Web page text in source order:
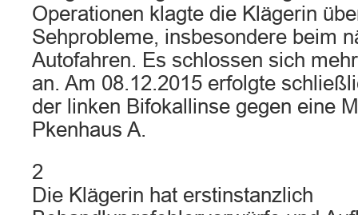
Operationen klagte die Klägerin
Sehprobleme, insbesondere beim
Autofahren. Es schlossen sich
an. Am 08.12.2015 erfolgte
der linken Bifokallinse gegen eine
Pkenhaus A.
2
Die Klägerin hat erstinstanzlich